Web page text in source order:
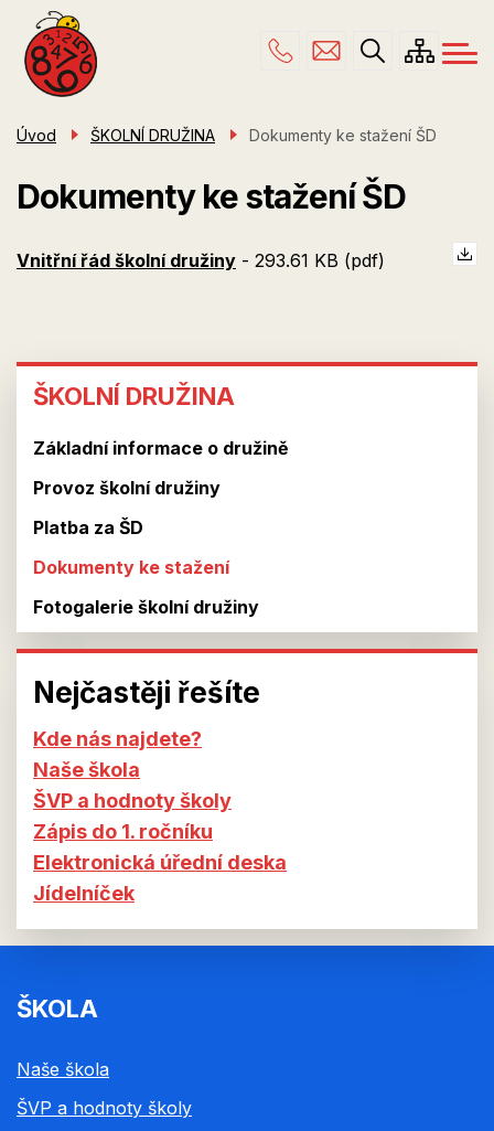
hlavnímu
obsahu
Menu
navigace
ŠKOLA
PRO RODIČE
KONTAKTY
ŠKOLNÍ
DRUŽINA
ŠKOLNÍ DRUŽINA
Základní informace o družině
Provoz školní družiny
Platba za ŠD
Dokumenty ke stažení
Fotogalerie školní družiny
Nejčastěji řešíte
Kde nás najdete?
Naše škola
ŠVP a hodnoty školy
Zápis do 1. ročníku
Elektronická úřední deska
Jídelníček
Úvod ŠKOLNÍ DRUŽINA Dokumenty ke stažení ŠD
Dokumenty ke stažení ŠD
Vnitřní řád školní družiny - 293.61 KB (pdf)
ŠKOLA
Naše škola
ŠVP a hodnoty školy